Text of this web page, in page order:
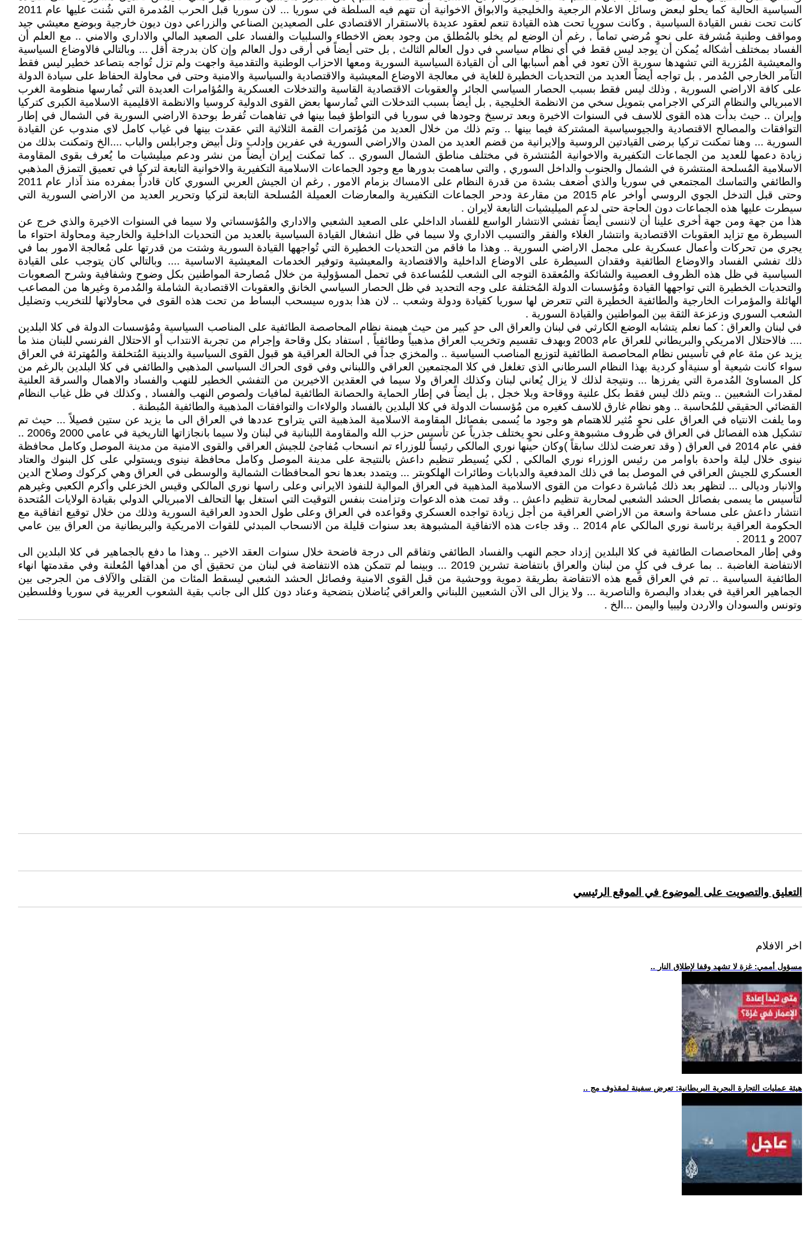
السياسية الحالية كما يحلو لبعض وسائل الاعلام الرجعية والخليجية والابواق الاخوانية أن تتهم فيه السلطة في سوريا ... لان سوريا قبل الحرب المُدمرة التي شُنت عليها عام 2011
كانت تحت نفس القيادة السياسية , وكانت سوريا تحت هذه القيادة تنعم لعقود عديدة بالاستقرار الاقتصادي على الصعيدين الصناعي والزراعي دون ديون خارجية وبوضع معيشي جيد
ومواقف وطنية مُشرفة على نحوٍ مُرضي تماماً , رغم أن الوضع لم يخلو بالمُطلق من وجود بعض الاخطاء والسلبيات والفساد على الصعيد المالي والاداري والامني .. مع العلم أن
الفساد بمختلف أشكاله يُمكن أن يوجد ليس فقط في أي نظام سياسي في دول العالم الثالث , بل حتى أيضاً في أرقى دول العالم وإن كان بدرجة أقل ... وبالتالي فالاوضاع السياسية
والمعيشية المُزرية التي تشهدها سورية الآن تعود في أهم أسبابها الى أن القيادة السياسية السورية ومعها الاحزاب الوطنية والتقدمية واجهت ولم تزل تُواجه بتصاعد خطير ليس فقط
التآمر الخارجي المُدمر , بل تواجه أيضاً العديد من التحديات الخطيرة للغاية في معالجة الاوضاع المعيشية والاقتصادية والسياسية والامنية وحتى في محاولة الحفاظ على سيادة الدولة
على كافة الاراضي السورية , وذلك ليس فقط بسبب الحصار السياسي الجائر والعقوبات الاقتصادية القاسية والتدخلات العسكرية والمُؤامرات العديدة التي تُمارسها منظومة الغرب
الامبريالي والنظام التركي الاجرامي بتمويل سخي من الانظمة الخليجية , بل أيضاً بسبب التدخلات التي تُمارسها بعض القوى الدولية كروسيا والانظمة الاقليمية الاسلامية الكبرى كتركيا
وإيران .. حيث بدأت هذه القوى للاسف في السنوات الاخيرة وبعد ترسيخ وجودها في سوريا في التواطؤ فيما بينها في تفاهمات تُفرط بوحدة الاراضي السورية في الشمال في إطار
التوافقات والمصالح الاقتصادية والجيوسياسية المشتركة فيما بينها .. وتم ذلك من خلال العديد من مُؤتمرات القمة الثلاثية التي عقدت بينها في غياب كامل لاي مندوب عن القيادة
السورية ... وهنا تمكنت تركيا برضى القيادتين الروسية وإلايرانية من قضم العديد من المدن والاراضي السورية في عفرين وإدلب وتل أبيض وجرابلس والباب ....الخ وتمكنت بذلك من
زيادة دعمها للعديد من الجماعات التكفيرية والاخوانية المُنتشرة في مختلف مناطق الشمال السوري .. كما تمكنت إيران أيضاً من نشر ودعم ميليشيات ما يُعرف بقوى المقاومة
الاسلامية المُسلحة المنتشرة في الشمال والجنوب والداخل السوري , والتي ساهمت بدورها مع وجود الجماعات الاسلامية التكفيرية والاخوانية التابعة لتركيا في تعميق التمزق المذهبي
والطائفي والتماسك المجتمعي في سوريا والذي أضعف بشدة من قدرة النظام على الامساك بزمام الامور , رغم ان الجيش العربي السوري كان قادراً بمفرده منذ آذار عام 2011
وحتى قبل التدخل الجوي الروسي أواخر عام 2015 من مقارعة ودحر الجماعات التكفيرية والمعارضات العميلة المُسلحة التابعة لتركيا وتحرير العديد من الاراضي السورية التي
سيطرت عليها هذه الجماعات دون الحاجة حتى لدعم الميليشيات التابعة لايران .
هذا من جهة ومن جهة أخرى علينا أن لاننسى أيضاً تفشي الانتشار الواسع للفساد الداخلي على الصعيد الشعبي والاداري والمُؤسساتي ولا سيما في السنوات الاخيرة والذي خرج عن
السيطرة مع تزايد العقوبات الاقتصادية وانتشار الغلاء والفقر والتسيب الاداري ولا سيما في ظل انشغال القيادة السياسية بالعديد من التحديات الداخلية والخارجية ومحاولة احتواء ما
يجري من تحركات وأعمال عسكرية على مجمل الاراضي السورية .. وهذا ما فاقم من التحديات الخطيرة التي تُواجهها القيادة السورية وشتت من قدرتها على مُعالجة الامور بما في
ذلك تفشي الفساد والاوضاع الطائفية وفقدان السيطرة على الاوضاع الداخلية والاقتصادية والمعيشية وتوفير الخدمات المعيشية الاساسية .... وبالتالي كان يتوجب على القيادة
السياسية في ظل هذه الظروف العصيبة والشائكة والمُعقدة التوجه الى الشعب للمُساعدة في تحمل المسؤولية من خلال مُصارحة المواطنين بكل وضوح وشفافية وشرح الصعوبات
والتحديات الخطيرة التي تواجهها القيادة ومُؤسسات الدولة المُختلفة على وجه التحديد في ظل الحصار السياسي الخانق والعقوبات الاقتصادية الشاملة والمُدمرة وغيرها من المصاعب
الهائلة والمؤمرات الخارجية والطائفية الخطيرة التي تتعرض لها سوريا كقيادة ودولة وشعب .. لان هذا بدوره سيسحب البساط من تحت هذه القوى في محاولاتها للتخريب وتضليل
الشعب السوري وزعزعة الثقة بين المواطنين والقيادة السورية .
في لبنان والعراق : كما نعلم يتشابه الوضع الكارثي في لبنان والعراق الى حدٍ كبير من حيث هيمنة نظام المحاصصة الطائفية على المناصب السياسية ومُؤسسات الدولة في كلا البلدين
.... فالاحتلال الامريكي والبريطاني للعراق عام 2003 وبهدف تقسيم وتخريب العراق مذهبياً وطائفياً , استفاد بكل وقاحة وإجرام من تجربة الانتداب أو الاحتلال الفرنسي للبنان منذ ما
يزيد عن مئة عام في تأسيس نظام المحاصصة الطائفية لتوزيع المناصب السياسية .. والمخزي جداً في الحالة العراقية هو قبول القوى السياسية والدينية المُتخلفة والمُهترئة في العراق
سواء كانت شيعية أو سنيةأو كردية بهذا النظام السرطاني الذي تغلغل في كلا المجتمعين العراقي واللبناني وفي قوى الحراك السياسي المذهبي والطائفي في كلا البلدين بالرغم من
كل المساوئ المُدمرة التي يفرزها ... ونتيجة لذلك لا يزال يُعاني لبنان وكذلك العراق ولا سيما في العقدين الاخيرين من التفشي الخطير للنهب والفساد والاهمال والسرقة العلنية
لمقدرات الشعبين .. ويتم ذلك ليس فقط بكل علنية ووقاحة وبلا خجل , بل أيضاً في إطار الحماية والحصانة الطائفية لمافيات ولصوص النهب والفساد , وكذلك في ظل غياب النظام
القضائي الحقيقي للمُحاسبة .. وهو نظام غارق للاسف كغيره من مُؤسسات الدولة في كلا البلدين بالفساد والولاءات والتوافقات المذهبية والطائفية المُبطنة .
وما يلفت الانتياه في العراق على نحوٍ مُثير للاهتمام هو وجود ما يُسمى بفصائل المقاومة الاسلامية المذهبية التي يتراوح عددها في العراق الى ما يزيد عن ستين فصيلاً ... حيث تم
تشكيل هذه الفصائل في العراق في ظروف مشبوهة وعلى نحوٍ يختلف جذرياً عن تأسيس حزب الله والمقاومة اللبنانية في لبنان ولا سيما بانجازاتها التاريخية في عامي 2000 و2006 ..
ففي عام 2014 في العراق ( وقد تعرضت لذلك سابقاً )وكان حينها نوري المالكي رئيساً للوزراء تم انسحاب مُفاجئ للجيش العراقي والقوى الامنية من مدينة الموصل وكامل محافظة
نينوى خلال ليلة واحدة باوامر من رئيس الوزراء نوري المالكي , لكي يُسيطر تنظيم داعش بالنتيجة على مدينة الموصل وكامل محافظة نينوى ويستولي على كل البنوك والعتاد
العسكري للجيش العراقي في الموصل بما في ذلك المدفعية والدبابات وطائرات الهلكوبتر ... ويتمدد بعدها نحو المحافظات الشمالية والوسطى في العراق وهي كركوك وصلاح الدين
والانبار وديالى ... لتظهر بعد ذلك مُباشرة دعوات من القوى الاسلامية المذهبية في العراق الموالية للنفوذ الايراني وعلى راسها نوري المالكي وقيس الخزعلي وأكرم الكعبي وغيرهم
لتأسيس ما يسمى بفصائل الحشد الشعبي لمحاربة تنظيم داعش .. وقد تمت هذه الدعوات وتزامنت بنفس التوقيت التي استغل بها التحالف الامبريالي الدولي بقيادة الولايات المُتحدة
انتشار داعش على مساحة واسعة من الاراضي العراقية من أجل زيادة تواجده العسكري وقواعده في العراق وعلى طول الحدود العراقية السورية وذلك من خلال توقيع اتفاقية مع
الحكومة العراقية برئاسة نوري المالكي عام 2014 .. وقد جاءت هذه الاتفاقية المشبوهة بعد سنوات قليلة من الانسحاب المبدئي للقوات الامريكية والبريطانية من العراق بين عامي
2007 و 2011 .
وفي إطار المحاصصات الطائفية في كلا البلدين إزداد حجم النهب والفساد الطائفي وتفاقم الى درجة فاضحة خلال سنوات العقد الاخير .. وهذا ما دفع بالجماهير في كلا البلدين الى
الانتفاضة الغاضبة .. بما عرف في كلٍ من لبنان والعراق بانتفاضة تشرين 2019 ... وبينما لم تتمكن هذه الانتفاضة في لبنان من تحقيق أي من أهدافها المُعلنة وفي مقدمتها انهاء
الطائفية السياسية .. تم في العراق قمع هذه الانتفاضة بطريقة دموية ووحشية من قبل القوى الامنية وفصائل الحشد الشعبي ليسقط المئات من القتلى والآلاف من الجرجى بين
الجماهير العراقية في بغداد والبصرة والناصرية ... ولا يزال الى الآن الشعبين اللبناني والعراقي يُناضلان بتضحية وعناد دون كلل الى جانب بقية الشعوب العربية في سوريا وفلسطين
وتونس والسودان والاردن وليبيا واليمن ...الخ .
التعليق والتصويت على الموضوع في الموقع الرئيسي
اخر الافلام
.. مسؤول أممي: غزة لا تشهد وقفا لإطلاق النار
.. هيئة عمليات التجارة البحرية البريطانية: تعرض سفينة لمقذوف مج